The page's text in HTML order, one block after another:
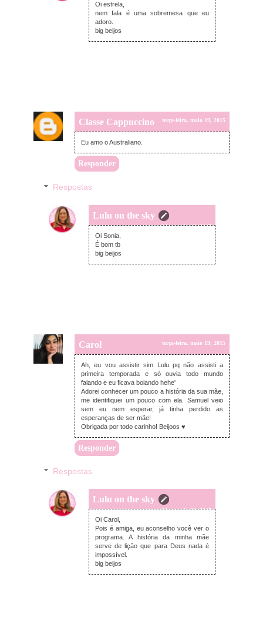
Oi estrela,
nem fala é uma sobremesa que eu
adoro.
big beijos
Classe Cappuccino terça-feira, maio 19, 2015
Eu amo o Australiano.
Responder
Respostas
Lulu on the sky
terça-feira, maio 19, 2015
Oi Sonia,
É bom tb
big beijos
Carol terça-feira, maio 19, 2015
Ah, eu vou assistir sim Lulu pq não assisti a
primeira temporada e só ouvia todo mundo
falando e eu ficava boiando hehe'
Adorei conhecer um pouco a história da sua mãe,
me identifiquei um pouco com ela. Samuel veio
sem eu nem esperar, já tinha perdido as
esperanças de ser mãe!
Obrigada por todo carinho! Beijoos ♥
Responder
Respostas
Lulu on the sky
terça-feira, maio 19, 2015
Oi Carol,
Pois é amiga, eu aconselho você ver o
programa. A história da minha mãe
serve de lição que para Deus nada é
impossível.
big beijos